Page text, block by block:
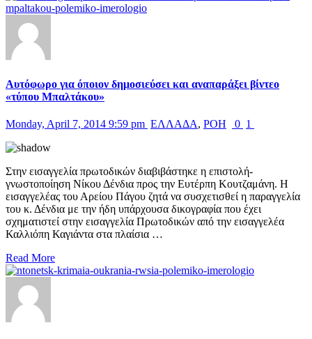
Αυτόφωρο για όποιον δημοσιεύσει και αναπαράξει βίντεο
«τύπου Μπαλτάκου»
Monday, April 7, 2014 9:59 pm ΕΛΛΑΔΑ, ΡΟΗ 0 1
Στην εισαγγελία πρωτοδικών διαβιβάστηκε η επιστολή-
γνωστοποίηση Νίκου Δένδια προς την Ευτέρπη Κουτζαμάνη. Η
εισαγγελέας του Αρείου Πάγου ζητά να συσχετισθεί η παραγγελία
του κ. Δένδια με την ήδη υπάρχουσα δικογραφία που έχει
σχηματιστεί στην εισαγγελία Πρωτοδικών από την εισαγγελέα
Καλλιόπη Καγιάντα στα πλαίσια …
Read More